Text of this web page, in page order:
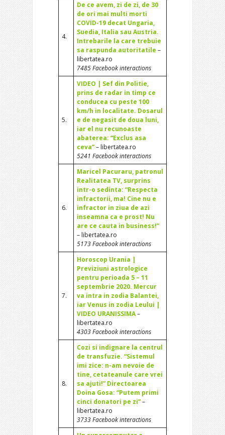
4.
De ce avem, zi de zi, de 30
de ori mai multi morti
COVID-19 decat Ungaria,
Suedia, Italia sau Austria.
Intrebarile la care trebuie
sa raspunda autoritatile –
libertatea.ro
7485 Facebook interactions
5.
VIDEO | Sef din Politie,
prins de radar in timp ce
conducea cu peste 100
km/h in localitate. Dosarul
e de negasit de doua luni,
iar el nu recunoaste
abaterea: “Exclus asa
ceva”– libertatea.ro
5241 Facebook interactions
6.
Maricel Pacuraru, patronul
Realitatea TV, surprins
intr-o sedinta: “Respecta
infractorii, ma! Cine nu e
infractor in ziua de azi
inseamna ca e prost! Nu
are ce cauta in business!”
– libertatea.ro
5173 Facebook interactions
7.
Horoscop Urania |
Previziuni astrologice
pentru perioada 5 – 11
septembrie 2020. Mercur
va intra in zodia Balantei,
iar Venus in zodia Leului |
VIDEO URANISSIMA–
libertatea.ro
4303 Facebook interactions
8.
Cozi si indignare la centrul
de transfuzie. “Sistemul
imi zice: n-am nevoie de
tine, cetateanule care vrei
sa ajuti!” Directoarea
Doina Gosa: “Putem primi
cinci donatori pe zi”–
libertatea.ro
3733 Facebook interactions